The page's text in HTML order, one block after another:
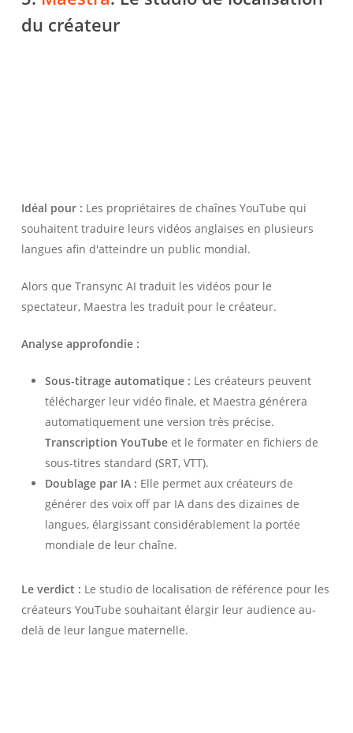
du créateur
Idéal pour : Les propriétaires de chaînes YouTube qui
souhaitent traduire leurs vidéos anglaises en plusieurs
langues afin d'atteindre un public mondial.
Alors que Transync AI traduit les vidéos pour le
spectateur, Maestra les traduit pour le créateur.
Analyse approfondie :
Sous-titrage automatique : Les créateurs peuvent
télécharger leur vidéo finale, et Maestra générera
automatiquement une version très précise.
Transcription YouTubeet le formater en fichiers de
sous-titres standard (SRT, VTT).
Doublage par IA : Elle permet aux créateurs de
générer des voix off par IA dans des dizaines de
langues, élargissant considérablement la portée
mondiale de leur chaîne.
Le verdict : Le studio de localisation de référence pour les
créateurs YouTube souhaitant élargir leur audience au-
delà de leur langue maternelle.